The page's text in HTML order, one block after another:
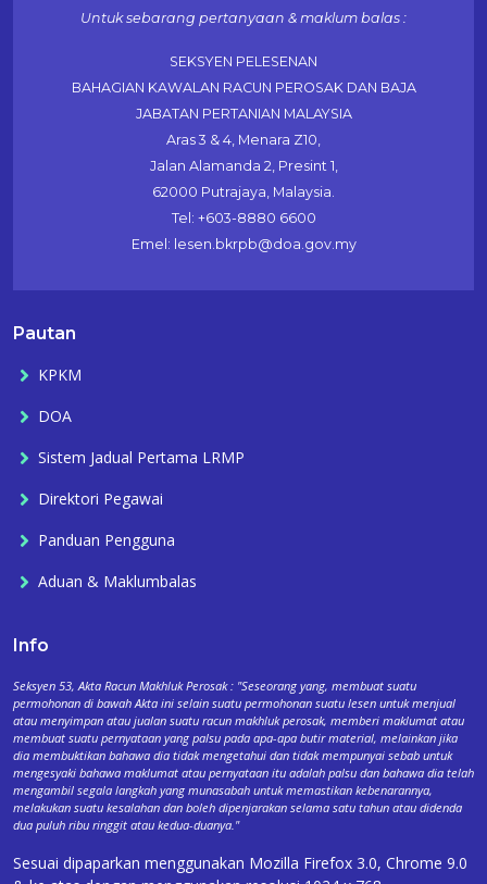
Untuk sebarang pertanyaan & maklum balas :
SEKSYEN PELESENAN
BAHAGIAN KAWALAN RACUN PEROSAK DAN BAJA
JABATAN PERTANIAN MALAYSIA
Aras 3 & 4, Menara Z10,
Jalan Alamanda 2, Presint 1,
62000 Putrajaya, Malaysia.
Tel: +603-8880 6600
Emel: lesen.bkrpb@doa.gov.my
Pautan
KPKM
DOA
Sistem Jadual Pertama LRMP
Direktori Pegawai
Panduan Pengguna
Aduan & Maklumbalas
Info
Seksyen 53, Akta Racun Makhluk Perosak : "Seseorang yang, membuat suatu
permohonan di bawah Akta ini selain suatu permohonan suatu lesen untuk menjual
atau menyimpan atau jualan suatu racun makhluk perosak, memberi maklumat atau
membuat suatu pernyataan yang palsu pada apa-apa butir material, melainkan jika
dia membuktikan bahawa dia tidak mengetahui dan tidak mempunyai sebab untuk
mengesyaki bahawa maklumat atau pernyataan itu adalah palsu dan bahawa dia telah
mengambil segala langkah yang munasabah untuk memastikan kebenarannya,
melakukan suatu kesalahan dan boleh dipenjarakan selama satu tahun atau didenda
dua puluh ribu ringgit atau kedua-duanya."
Sesuai dipaparkan menggunakan Mozilla Firefox 3.0, Chrome 9.0